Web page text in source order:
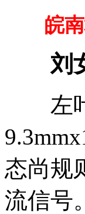
皖南
刘女
左叶
态尚规
流信号